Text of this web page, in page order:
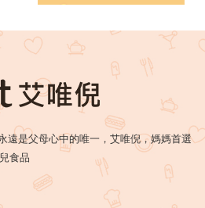
遠是父母心中的唯一，艾唯倪，媽媽首選
食品